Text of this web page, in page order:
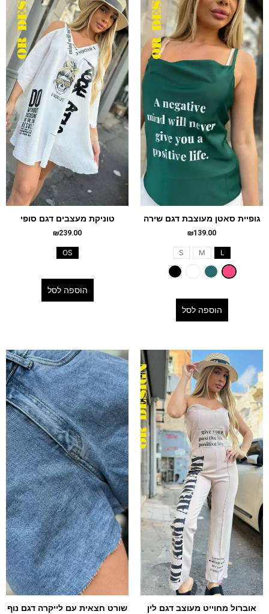
גופיית סאטן מעוצבת דגם שירה
₪139.00
L
M
S
הוספה לסל
טוניקת מעצבים דגם סופי
₪239.00
OS
הוספה לסל
אוברול מחוייט מעוצב דגם לין שורט חצאית עם לייקרה דגם נוף